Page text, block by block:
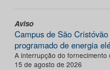
Aviso
Campus de São
programado de energia
A interrupção do
15 de agosto de 2026